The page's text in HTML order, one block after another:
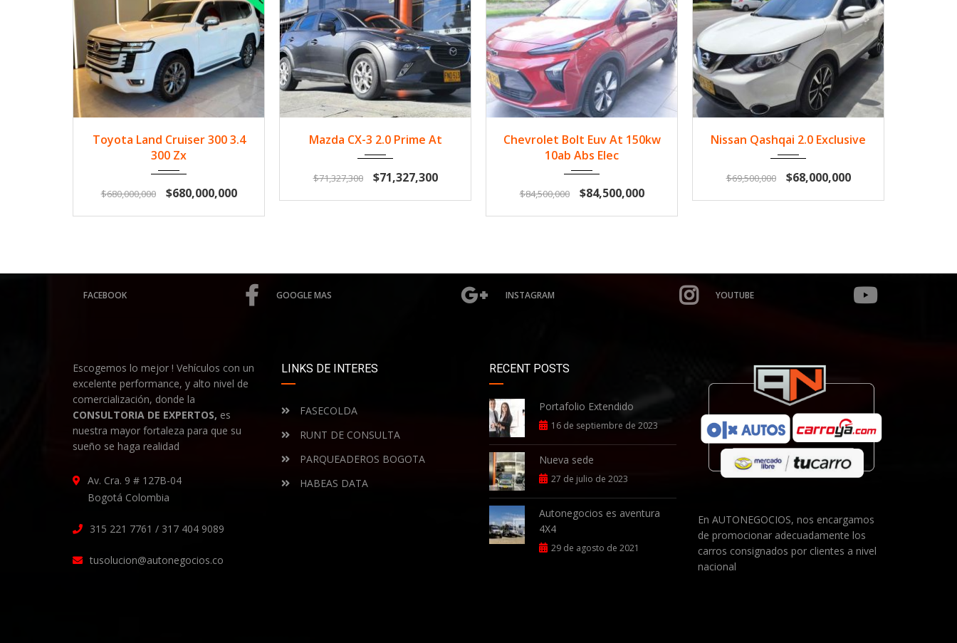
Diese... 33500
Toyota Land Cruiser 300 3.4
300 Zx
$680,000,000 $680,000,000
2019 Gasol... 485555
Mazda CX-3 2.0 Prime At
$71,327,300 $71,327,300
2023 Gasol... 35570
Chevrolet Bolt Euv At 150kw
10ab Abs Elec
$84,500,000 $84,500,000
Gasol... 105514
Nissan Qashqai 2.0 Exclusive
$69,500,000 $68,000,000
FACEBOOK GOOGLE MAS INSTAGRAM YOUTUBE
Escogemos lo mejor ! Vehículos con un
excelente performance, y alto nivel de
comercialización, donde la
CONSULTORIA DE EXPERTOS, es
nuestra mayor fortaleza para que su
sueño se haga realidad
Av. Cra. 9 # 127B-04
Bogotá Colombia
315 221 7761 / 317 404 9089
tusolucion@autonegocios.co
LINKS DE INTERES
FASECOLDA
RUNT DE CONSULTA
PARQUEADEROS BOGOTA
HABEAS DATA
RECENT POSTS
Portafolio Extendido
16 de septiembre de 2023
Nueva sede
27 de julio de 2023
Autonegocios es aventura
4X4
29 de agosto de 2021
En AUTONEGOCIOS, nos encargamos
de promocionar adecuadamente los
carros consignados por clientes a nivel
nacional